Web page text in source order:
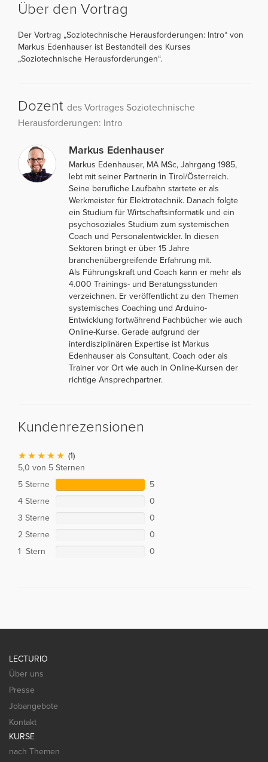
Über den Vortrag
Der Vortrag „Soziotechnische Herausforderungen: Intro“ von
Markus Edenhauser ist Bestandteil des Kurses
„Soziotechnische Herausforderungen“.
Dozent des Vortrages Soziotechnische
Herausforderungen: Intro
Markus Edenhauser
Markus Edenhauser, MA MSc, Jahrgang 1985,
lebt mit seiner Partnerin in Tirol/Österreich.
Seine berufliche Laufbahn startete er als
Werkmeister für Elektrotechnik. Danach folgte
ein Studium für Wirtschaftsinformatik und ein
psychosoziales Studium zum systemischen
Coach und Personalentwickler. In diesen
Sektoren bringt er über 15 Jahre
branchenübergreifende Erfahrung mit.
Als Führungskraft und Coach kann er mehr als
4.000 Trainings- und Beratungsstunden
verzeichnen. Er veröffentlicht zu den Themen
systemisches Coaching und Arduino-
Entwicklung fortwährend Fachbücher wie auch
Online-Kurse. Gerade aufgrund der
interdisziplinären Expertise ist Markus
Edenhauser als Consultant, Coach oder als
Trainer vor Ort wie auch in Online-Kursen der
richtige Ansprechpartner.
Kundenrezensionen
(1)
5,0 von 5 Sternen
5 Sterne
5
4 Sterne
0
3 Sterne
0
2 Sterne
0
1 Stern
0
LECTURIO
Über uns
Presse
Jobangebote
Kontakt
KURSE
nach Themen